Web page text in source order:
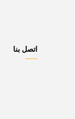
اتصل بنا